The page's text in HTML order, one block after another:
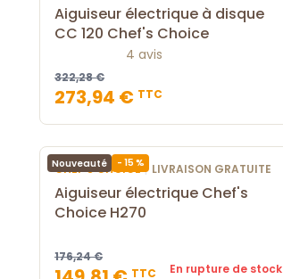
Aiguiseur électrique à disque
CC 120 Chef's Choice
4 avis
322,28 €
273,94 € TTC
Nouveauté - 15 %
CHEF'S CHOICE| LIVRAISON GRATUITE
Aiguiseur électrique Chef's
Choice H270
176,24 €
TTC En rupture de stock